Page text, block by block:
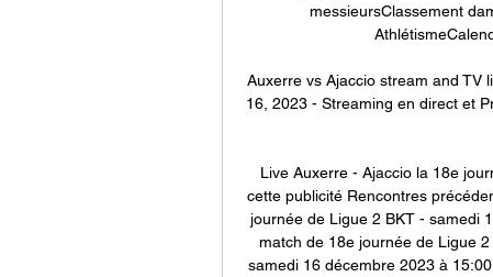
messieursClassement
Auxerre vs Ajaccio stream and
16, 2023 - Streaming en direct et
Live Auxerre - Ajaccio la 18e
cette publicité Rencontres
journée de Ligue 2 BKT - samedi
match de 18e journée de Ligue
samedi 16 décembre 2023 à